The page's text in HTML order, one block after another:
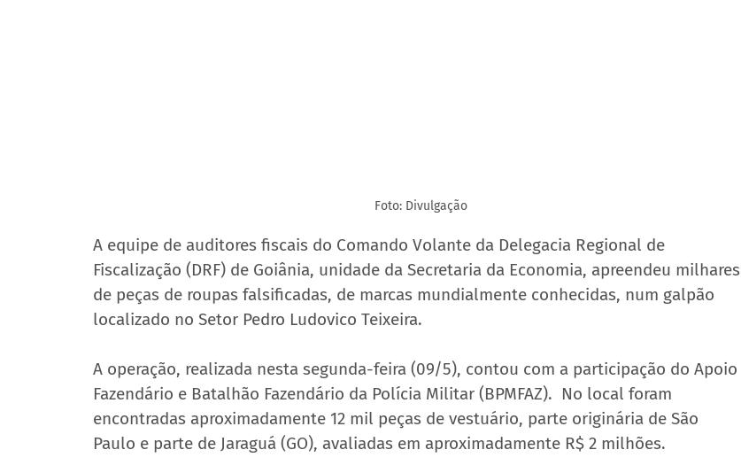
Foto: Divulgação
A equipe de auditores fiscais do Comando Volante da Delegacia Regional de
Fiscalização (DRF) de Goiânia, unidade da Secretaria da Economia, apreendeu milhares
de peças de roupas falsificadas, de marcas mundialmente conhecidas, num galpão
localizado no Setor Pedro Ludovico Teixeira.
A operação, realizada nesta segunda-feira (09/5), contou com a participação do Apoio
Fazendário e Batalhão Fazendário da Polícia Militar (BPMFAZ).  No local foram
encontradas aproximadamente 12 mil peças de vestuário, parte originária de São
Paulo e parte de Jaraguá (GO), avaliadas em aproximadamente R$ 2 milhões.